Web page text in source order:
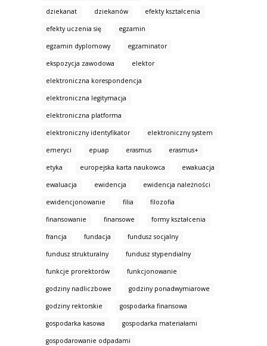
dziekanat dziekanów efekty kształcenia
efekty uczenia się egzamin
egzamin dyplomowy egzaminator
ekspozycja zawodowa elektor
elektroniczna korespondencja
elektroniczna legitymacja
elektroniczna platforma
elektroniczny identyfikator elektroniczny system
emeryci epuap erasmus erasmus+
etyka europejska karta naukowca ewakuacja
ewaluacja ewidencja ewidencja należności
ewidencjonowanie filia filozofia
finansowanie finansowe formy kształcenia
francja fundacja fundusz socjalny
fundusz strukturalny fundusz stypendialny
funkcje prorektorów funkcjonowanie
godziny nadliczbowe godziny ponadwymiarowe
godziny rektorskie gospodarka finansowa
gospodarka kasowa gospodarka materiałami
gospodarowanie odpadami